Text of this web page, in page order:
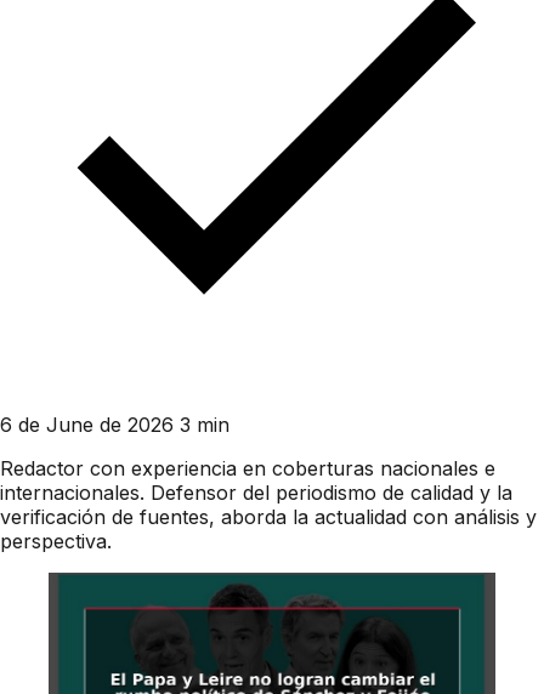
6 de June de 2026 3 min
Redactor con experiencia en coberturas nacionales e
internacionales. Defensor del periodismo de calidad y la
verificación de fuentes, aborda la actualidad con análisis y
perspectiva.